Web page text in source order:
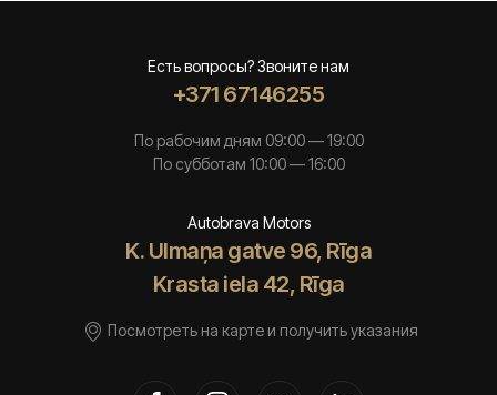
Есть вопросы? Звоните нам
+371 67146255
По рабочим дням 09:00 — 19:00
По субботам 10:00 — 16:00
Autobrava Motors
K. Ulmaņa gatve 96, Rīga
Krasta iela 42, Rīga
Посмотреть на карте и получить указания